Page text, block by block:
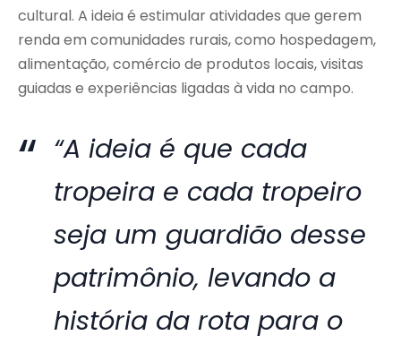
cultural. A ideia é estimular atividades que gerem
renda em comunidades rurais, como hospedagem,
alimentação, comércio de produtos locais, visitas
guiadas e experiências ligadas à vida no campo.
“A ideia é que cada
tropeira e cada tropeiro
seja um guardião desse
patrimônio, levando a
história da rota para o